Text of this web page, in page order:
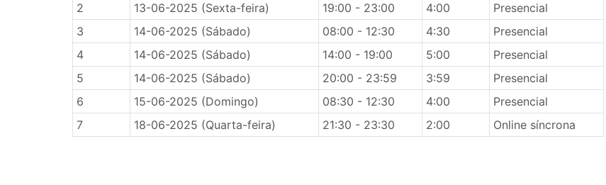
2
13-06-2025 (Sexta-feira) 19:00 - 23:00 4:00
Presencial
3
14-06-2025 (Sábado) 08:00 - 12:30 4:30
Presencial
4
14-06-2025 (Sábado) 14:00 - 19:00 5:00
Presencial
5
14-06-2025 (Sábado) 20:00 - 23:59 3:59
Presencial
6
15-06-2025 (Domingo) 08:30 - 12:30 4:00
Presencial
7
18-06-2025 (Quarta-feira) 21:30 - 23:30 2:00 Online síncrona